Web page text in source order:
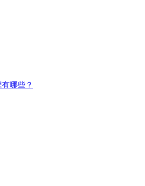
哪些？